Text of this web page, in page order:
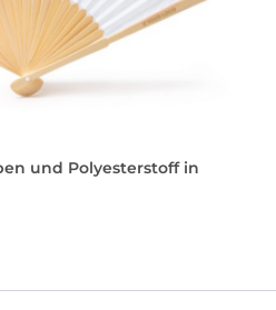
und Polyesterstoff in